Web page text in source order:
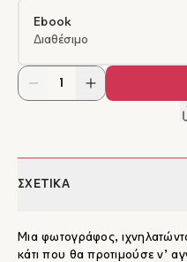
Ebook
Διαθέσιμο
ΣΧΕΤΙΚΑ
Μια φωτογράφος,
κάτι που θα προτιμούσε ν’